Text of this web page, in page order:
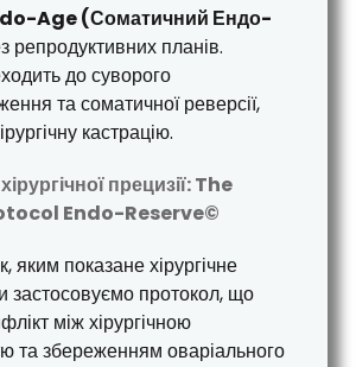
Age (Соматичний Ендо-
репродуктивних планів.
до суворого
та соматичної реверсії,
кастрацію.
прецизії: The
Endo-Reserve©
яким показане хірургічне
застосовуємо протокол, що
між хірургічною
та збереженням оваріального